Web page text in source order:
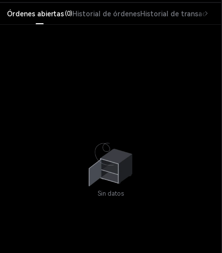
Órdenes abiertas(0)Historial de órdenesHistorial de
Sin datos